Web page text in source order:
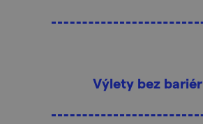
Výlety bez bariér